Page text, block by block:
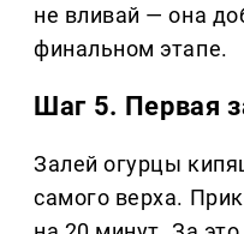
не вливай — она
финальном этапе.
Шаг 5. Первая
Залей огурцы
самого верха.